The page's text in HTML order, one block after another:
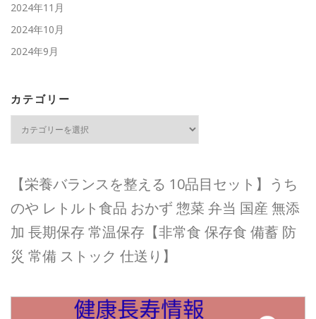
2024年11月
2024年10月
2024年9月
カテゴリー
【栄養バランスを整える 10品目セット】うち
のや レトルト食品 おかず 惣菜 弁当 国産 無添
加 長期保存 常温保存【非常食 保存食 備蓄 防
災 常備 ストック 仕送り】